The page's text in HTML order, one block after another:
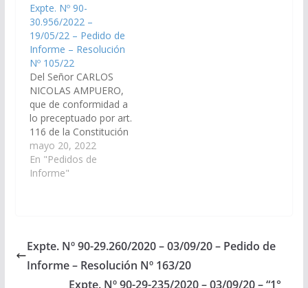
Cuerpo, solicitar al
señor Jefe de Gabinete
de Ministros y por su
intermedio al
Ministerio de
Educación, Ciencia y
Tecnología, informe
en…
Expte. Nº 90-
30.956/2022 –
19/05/22 – Pedido de
Informe – Resolución
Nº 105/22
Del Señor CARLOS
NICOLAS AMPUERO,
que de conformidad a
lo preceptuado por art.
116 de la Constitución
de la Provincia de Salta
y el art. 149 del
Reglamento Interno de
Infraestructura del
Ministerio de
Educación de la
Provincia de Salta,…
mayo 20, 2022
En "Pedidos de
Informe"
Expte. Nº 90-29.260/2020 – 03/09/20 – Pedido de
Informe – Resolución Nº 163/20
Expte. Nº 90-29-235/2020 – 03/09/20 – “1°